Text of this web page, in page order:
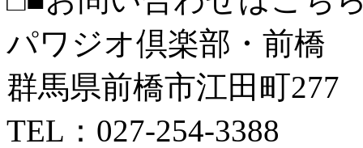
パワジオ倶楽部・前橋
群馬県前橋市江田町277
TEL：027-254-3388